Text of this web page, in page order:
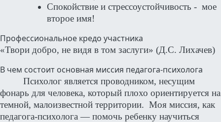
Спокойствие и стрессоустойчивость - мое
второе имя!
Профессиональное кредо участника
«Твори добро, не видя в том заслуги» (Д.С. Лихачев)
В чем состоит основная миссия педагога-психолога
Психолог является проводником, несущим
фонарь для человека, который плохо ориентируется на
темной, малоизвестной территории. Моя миссия, как
педагога-психолога — помочь ребенку научиться